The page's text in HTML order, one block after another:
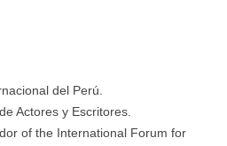
del Perú.
Actores y Escritores.
of the International Forum for